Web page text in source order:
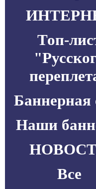
Топ-
Баннерная
Наши
Все